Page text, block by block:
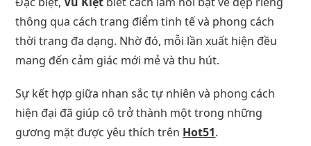
thông qua cách trang điểm tinh tế và phong cách
thời trang đa dạng. Nhờ đó, mỗi lần xuất hiện đều
mang đến cảm giác mới mẻ và thu hút.
Sự kết hợp giữa nhan sắc tự nhiên và phong cách
hiện đại đã giúp cô trở thành một trong những
gương mặt được yêu thích trên Hot51.